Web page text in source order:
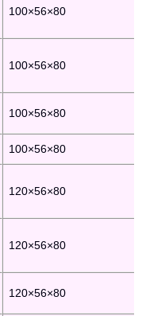
100×56×80
100×56×80
100×56×80
100×56×80
120×56×80
120×56×80
120×56×80